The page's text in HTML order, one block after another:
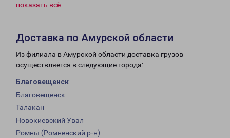
показать всё
Доставка по Амурской области
Из филиала в Амурской области доставка грузов
осуществляется в следующие города:
Благовещенск
Благовещенск
Талакан
Новокиевский Увал
Ромны (Ромненский р-н)